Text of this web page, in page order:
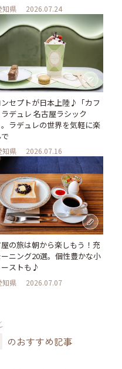
知県 2026.07.24
セプトが日本上陸♪「カフ
ラデュレ 名古屋ラシック
ラデュレの世界を気軽に楽
知県 2026.07.16
の旅は朝から楽しもう！充
ニング20選。個性豊かな小
ストも♪
知県 2026.07.07
のおすすめ記事